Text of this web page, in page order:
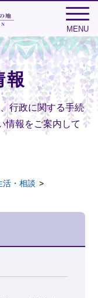
MENU
報
行政に関する手続
情報をご案内して
活・相談